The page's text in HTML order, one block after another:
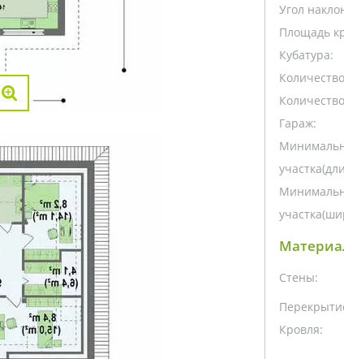
Угол
Площадь
Кубатура:
Гараж:
Стены:
Кровля: